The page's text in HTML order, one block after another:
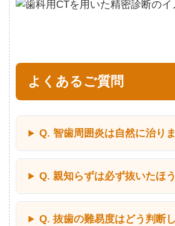
よくあるご質問
Q. 智歯周囲炎は自然に治り
Q. 親知らずは必ず抜いたほ
Q. 抜歯の難易度はどう判断